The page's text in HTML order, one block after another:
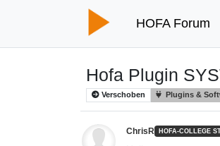
HOFA Forum
Hofa Plugin
Verschoben Plugins &
ChrisR HOFA-COLLEGE